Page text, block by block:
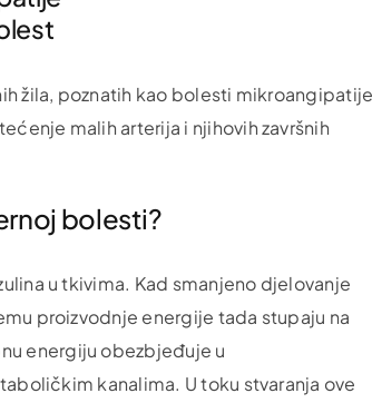
žila, poznatih kao bolesti
malih arterija i njihovih završnih
bolesti?
u tkivima. Kad smanjeno djelovanje
proizvodnje energije tada stupaju na
energiju obezbjeđuje u
kanalima. U toku stvaranja ove